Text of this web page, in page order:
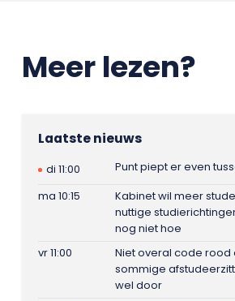
Meer lezen?
Laatste nieuws
di 11:00
Punt piept er even
ma 10:15
Kabinet wil meer
nuttige
nog niet hoe
vr 11:00
Niet overal code rood
sommige
wel door